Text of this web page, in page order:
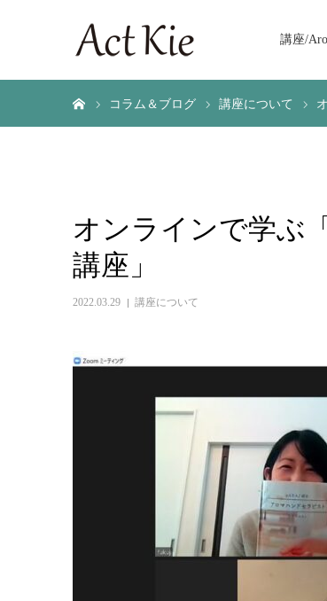
講座/
コラム＆ブログ 講座について
オンラインで学ぶ
講座」
2022.03.29 講座について